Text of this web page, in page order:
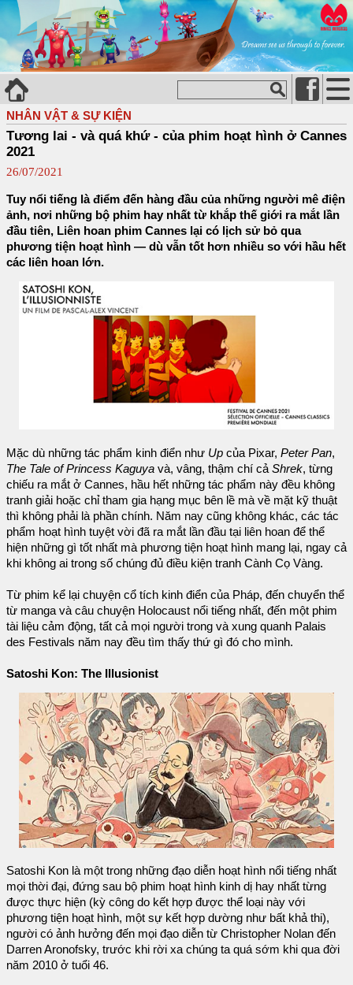
NHÂN VẬT & SỰ KIỆN
Tương lai - và quá khứ - của phim hoạt hình ở Cannes
2021
26/07/2021
Tuy nổi tiếng là điểm đến hàng đầu của những người mê điện
ảnh, nơi những bộ phim hay nhất từ ​​khắp thế giới ra mắt lần
đầu tiên, Liên hoan phim Cannes lại có lịch sử bỏ qua
phương tiện hoạt hình — dù vẫn tốt hơn nhiều so với hầu hết
các liên hoan lớn.
Mặc dù những tác phẩm kinh điển như Up của Pixar, Peter Pan,
The Tale of Princess Kaguya và, vâng, thậm chí cả Shrek, từng
chiếu ra mắt ở Cannes, hầu hết những tác phẩm này đều không
tranh giải hoặc chỉ tham gia hạng mục bên lề mà về mặt kỹ thuật
thì không phải là phần chính. Năm nay cũng không khác, các tác
phẩm hoạt hình tuyệt vời đã ra mắt lần đầu tại liên hoan để thể
hiện những gì tốt nhất mà phương tiện hoạt hình mang lại, ngay cả
khi không ai trong số chúng đủ điều kiện tranh Cành Cọ Vàng.
Từ phim kể lại chuyện cổ tích kinh điển của Pháp, đến chuyển thể
từ manga và câu chuyện Holocaust nổi tiếng nhất, đến một phim
tài liệu cảm động, tất cả mọi người trong và xung quanh Palais
des Festivals năm nay đều tìm thấy thứ gì đó cho mình.
Satoshi Kon: The Illusionist
Satoshi Kon là một trong những đạo diễn hoạt hình nổi tiếng nhất
mọi thời đại, đứng sau bộ phim hoạt hình kinh dị hay nhất từng
được thực hiện (kỳ công do kết hợp được thể loại này với
phương tiện hoạt hình, một sự kết hợp dường như bất khả thi),
người có ảnh hưởng đến mọi đạo diễn từ Christopher Nolan đến
Darren Aronofsky, trước khi rời xa chúng ta quá sớm khi qua đời
năm 2010 ở tuổi 46.